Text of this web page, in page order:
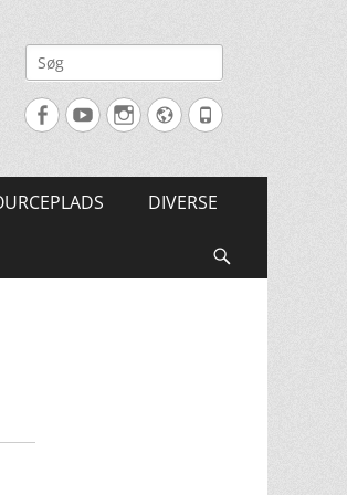
Søg
efter:
FacebookYouTubeInstagram
Website
Tlf.
DIVERSE